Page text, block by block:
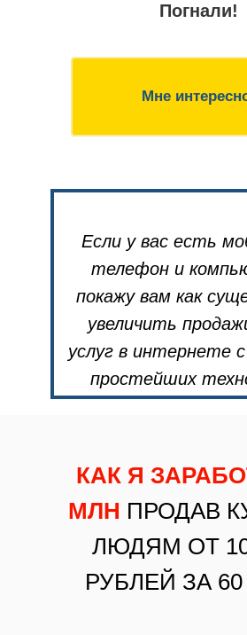
Если у вас есть
телефон и
покажу вам как
увеличить
услуг в интернете
простейших
Мне
Погнали!
КАК Я
МЛН ПРОДАВ
ЛЮДЯМ ОТ
РУБЛЕЙ ЗА